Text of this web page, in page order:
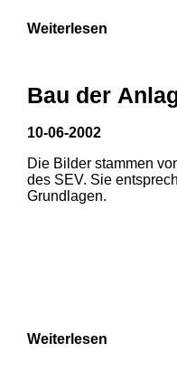
Weiterlesen
Bau der
10-06-2002
Die Bilder stammen
des SEV. Sie
Grundlagen.
Weiterlesen